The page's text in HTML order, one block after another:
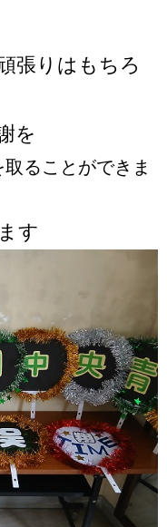
張りはもちろ
を
ることができま
す